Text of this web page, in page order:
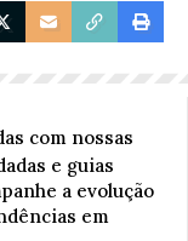
com nossas
e guias
a evolução
em